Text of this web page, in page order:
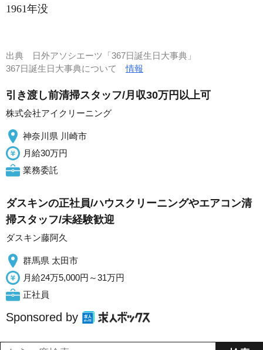
1961年没
出典
日外アソシエーツ「367日誕生日大事典」
367日誕生日大事典について情報
引き渡し前清掃スタッフ/月収30万円以上可
株式会社アイクリーニング
神奈川県 川崎市
月給30万円
業務委託
ダスキンの正社員/ハウスクリーニングやエアコン清
掃スタッフ/未経験歓迎
ダスキン藤阿久
群馬県 太田市
月給24万5,000円～31万円
正社員
Sponsored by